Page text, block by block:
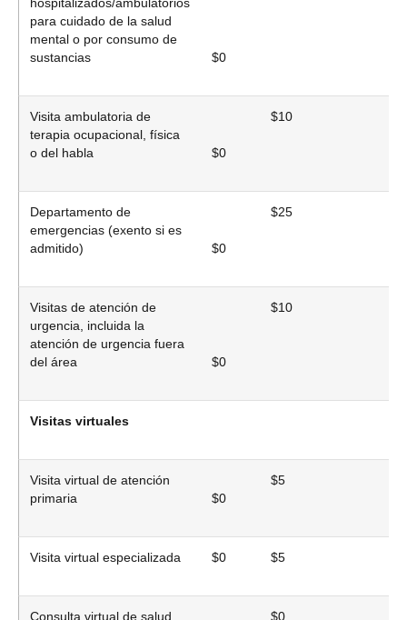
para cuidado de la salud
mental o por consumo de
sustancias
$0
Visita ambulatoria de
terapia ocupacional, física
o del habla
$0
$10
Departamento de
emergencias (exento si es
admitido)
$0
$25
Visitas de atención de
urgencia, incluida la
atención de urgencia fuera
del área
$0
$10
Visitas virtuales
Visita virtual de atención
primaria
$0
$5
Visita virtual especializada $0 $5
Consulta virtual de salud
$0